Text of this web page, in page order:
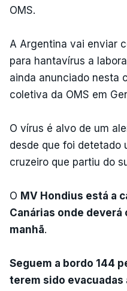
OMS.
A Argentina vai enviar
para hantavírus a
ainda anunciado nesta
coletiva da OMS em
O vírus é alvo de um
desde que foi detetado
cruzeiro que partiu do
O MV Hondius está a
Canárias onde deverá
manhã.
Seguem a bordo 144
terem sido evacuadas